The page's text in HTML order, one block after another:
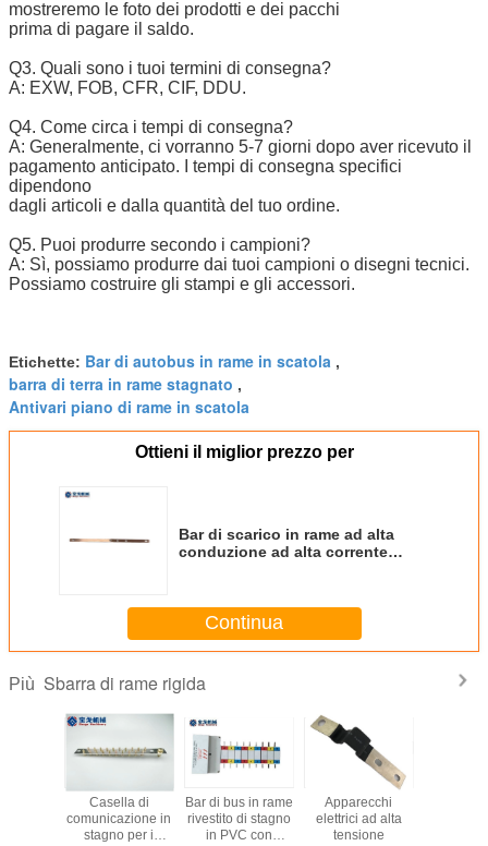
mostreremo le foto dei prodotti e dei pacchi
prima di pagare il saldo.
Q3. Quali sono i tuoi termini di consegna?
A: EXW, FOB, CFR, CIF, DDU.
Q4. Come circa i tempi di consegna?
A: Generalmente, ci vorranno 5-7 giorni dopo aver ricevuto il
pagamento anticipato. I tempi di consegna specifici
dipendono
dagli articoli e dalla quantità del tuo ordine.
Q5. Puoi produrre secondo i campioni?
A: Sì, possiamo produrre dai tuoi campioni o disegni tecnici.
Possiamo costruire gli stampi e gli accessori.
Etichette: Bar di autobus in rame in scatola ,
barra di terra in rame stagnato ,
Antivari piano di rame in scatola
Ottieni il miglior prezzo per
Bar di scarico in rame ad alta
conduzione ad alta corrente
Continua
Più Sbarra di rame rigida
Casella di
comunicazione in
stagno per i
Bar di bus in rame
rivestito di stagno
in PVC con
Apparecchi
elettrici ad alta
tensione